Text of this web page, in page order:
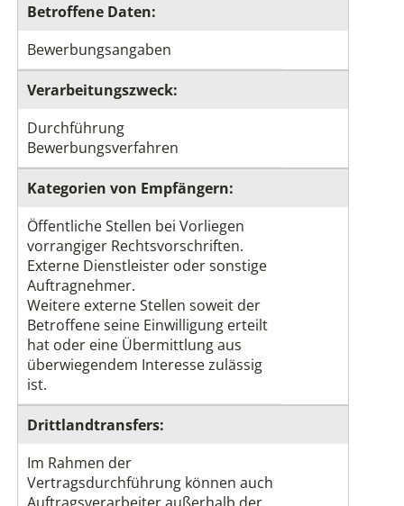
Betroffene Daten:
Bewerbungsangaben
Verarbeitungszweck:
Durchführung
Bewerbungsverfahren
Kategorien von Empfängern:
Öffentliche Stellen bei Vorliegen
vorrangiger Rechtsvorschriften.
Externe Dienstleister oder sonstige
Auftragnehmer.
Weitere externe Stellen soweit der
Betroffene seine Einwilligung erteilt
hat oder eine Übermittlung aus
überwiegendem Interesse zulässig
ist.
Drittlandtransfers:
Im Rahmen der
Vertragsdurchführung können auch